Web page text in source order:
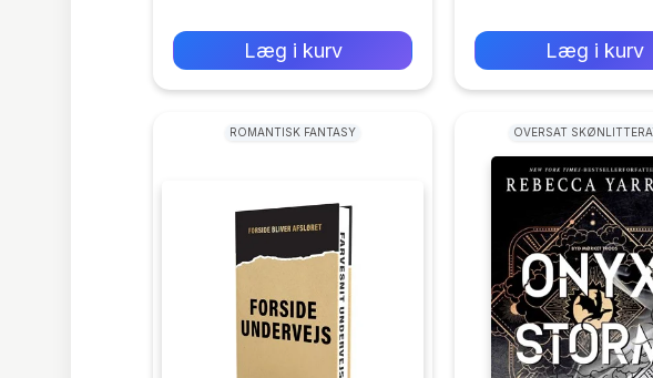
Læg i kurv Læg i kurv
ROMANTISK FANTASY OVERSAT